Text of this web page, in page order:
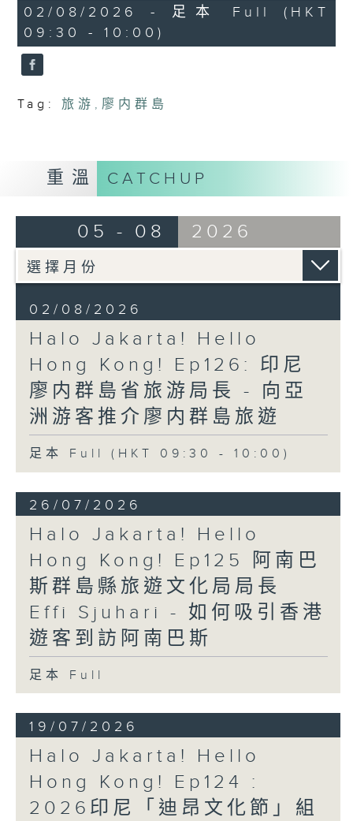
30
minutes,
0
seconds
02/08/2026 - 足本 Full (HKT
09:30 - 10:00)
Tag: 旅游 ,廖内群島
重溫 CATCHUP
05 - 08 2026
02/08/2026
Halo Jakarta! Hello
Hong Kong! Ep126: 印尼
廖内群島省旅游局長 - 向亞
洲游客推介廖内群島旅遊
足本 Full (HKT 09:30 - 10:00)
26/07/2026
Halo Jakarta! Hello
Hong Kong! Ep125 阿南巴
斯群島縣旅遊文化局局長
Effi Sjuhari - 如何吸引香港
遊客到訪阿南巴斯
足本 Full
19/07/2026
Halo Jakarta! Hello
Hong Kong! Ep124 :
2026印尼「迪昂文化節」組